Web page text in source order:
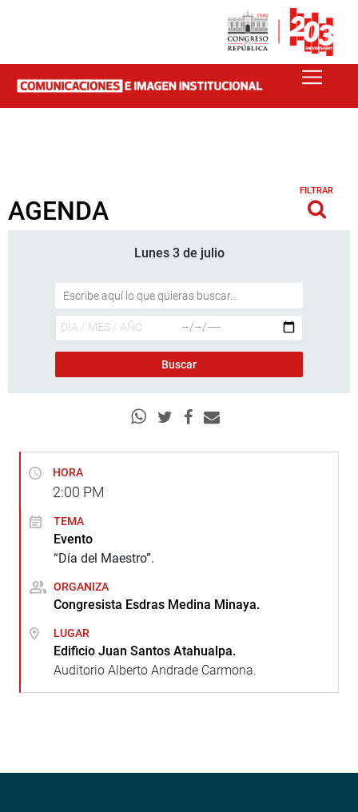
AGENDA
FILTRAR
Lunes 3 de julio
HORA
2:00 PM
TEMA
Evento
“Día del Maestro”.
ORGANIZA
Congresista Esdras Medina Minaya.
LUGAR
Edificio Juan Santos Atahualpa.
Auditorio Alberto Andrade Carmona.